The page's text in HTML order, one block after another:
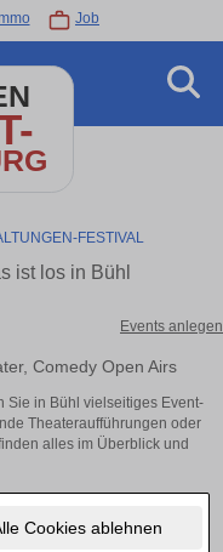
Cookies ablehnen
Job
FESTIVAL
ist los in Bühl
Events anlegen
Comedy Open Airs
Sie in Bühl vielseitiges Event-
Theateraufführungen oder
alles im Überblick und